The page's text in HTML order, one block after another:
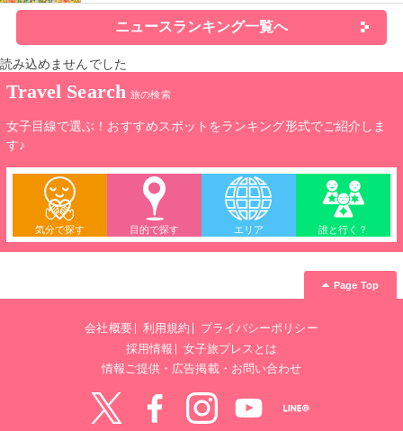
ニュースランキング一覧へ
読み込めませんでした
Travel Search 旅の検索
女子目線で選ぶ！おすすめスポットをランキング形式でご紹介しま
す♪
気分で探す 目的で探す エリア 誰と行く？
Page Top
会社概要 利用規約
プライバシーポリシー
採用情報
女子旅プレスとは
情報ご提供・広告掲載・お問い合わせ